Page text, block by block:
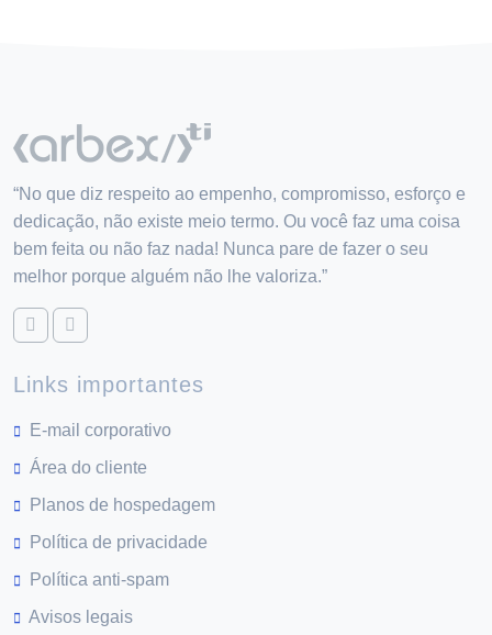
“No que diz respeito ao empenho, compromisso, esforço e
dedicação, não existe meio termo. Ou você faz uma coisa
bem feita ou não faz nada! Nunca pare de fazer o seu
melhor porque alguém não lhe valoriza.”
Links importantes
E-mail corporativo
Área do cliente
Planos de hospedagem
Política de privacidade
Política anti-spam
Avisos legais